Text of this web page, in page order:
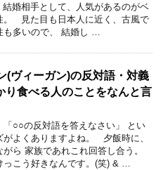
婚相手として、人気があるのがベ
。 見た目も日本人に近く、古風で
も多いので、 結婚し …
(ヴィーガン)の反対語・対義
り食べる人のことをなんと言
「○○の反対語を答えなさい」 とい
がよくありますよね。 夕飯時に、
がら 家族であれこれ回答し合う。
っこう好きなんです。(笑) & …